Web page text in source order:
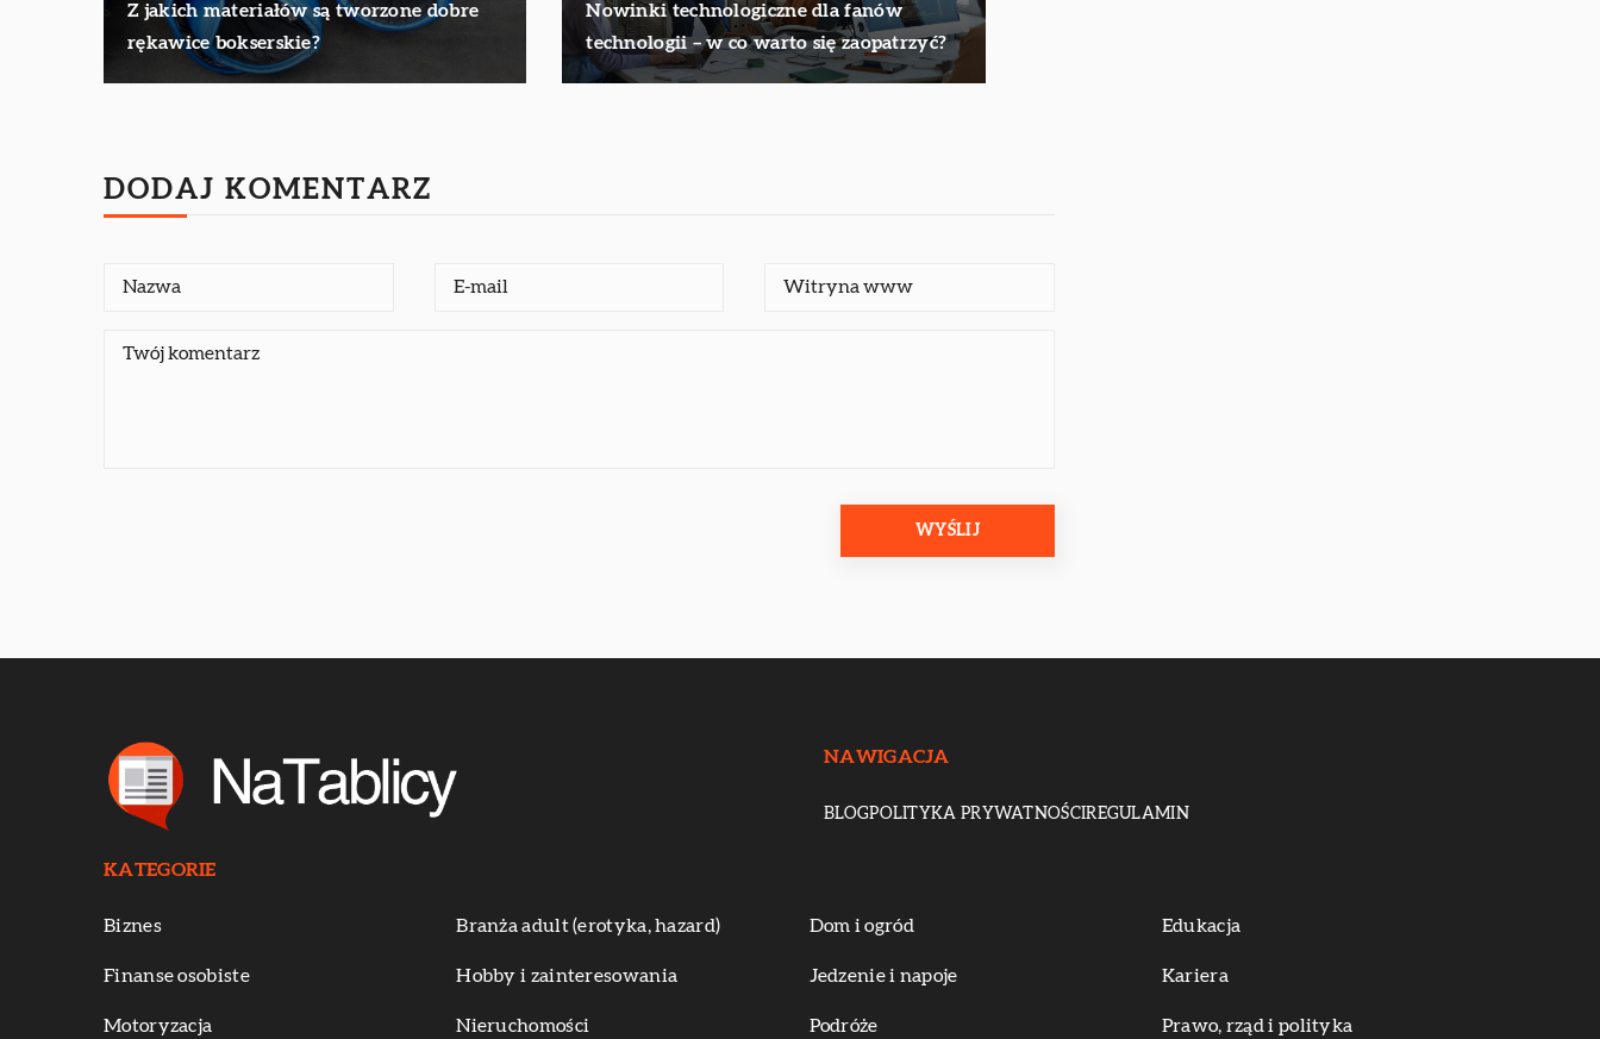
Z jakich materiałów są tworzone dobre
rękawice bokserskie?
Nowinki technologiczne dla fanów
technologii – w co warto się zaopatrzyć?
DODAJ KOMENTARZ
NAWIGACJA
BLOGPOLITYKA PRYWATNOŚCIREGULAMIN
KATEGORIE
Biznes Branża adult (erotyka, hazard) Dom i ogród Edukacja
Finanse osobiste Hobby i zainteresowania Jedzenie i napoje Kariera
Motoryzacja Nieruchomości Podróże Prawo, rząd i polityka